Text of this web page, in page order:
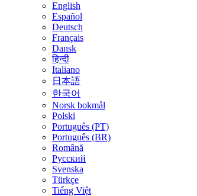
English
Español
Deutsch
Français
Dansk
हिन्दी
Italiano
日本語
한국어
Norsk bokmål
Polski
Português (PT)
Português (BR)
Română
Русский
Svenska
Türkçe
Tiếng Việt